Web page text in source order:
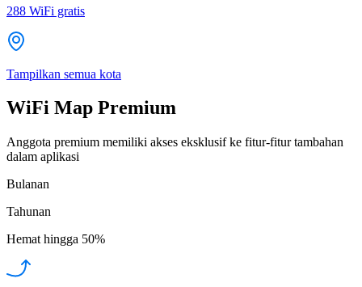
288 WiFi gratis
Tampilkan semua kota
WiFi Map Premium
Anggota premium memiliki akses eksklusif ke fitur-fitur tambahan
dalam aplikasi
Bulanan
Tahunan
Hemat hingga 50%